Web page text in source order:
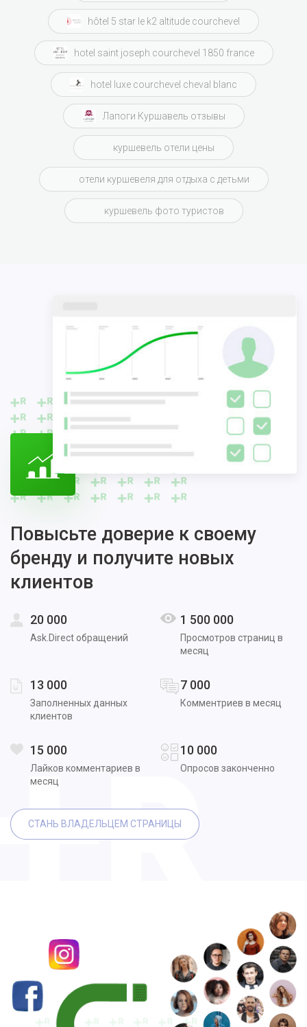
hôtel 5 star le k2 altitude courchevel
hotel saint joseph courchevel 1850 france
hotel luxe courchevel cheval blanc
Лапоги Куршавель отзывы
куршевель отели цены
отели куршевеля для отдыха с детьми
куршевель фото туристов
Повысьте доверие к своему
бренду и получите новых
клиентов
20 000
Ask.Direct обращений
1 500 000
Просмотров страниц в
месяц
13 000
Заполненных данных
клиентов
7 000
Комментриев в месяц
15 000
Лайков комментариев в
месяц
10 000
Опросов законченно
СТАНЬ ВЛАДЕЛЬЦЕМ СТРАНИЦЫ